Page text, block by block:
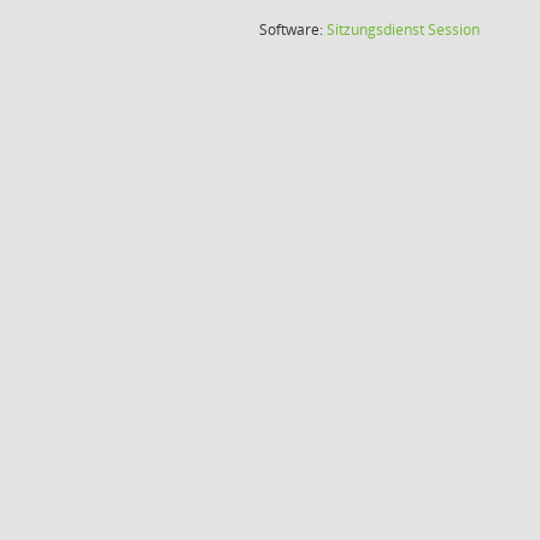
Software:SitzungsdienstSession(Wird in